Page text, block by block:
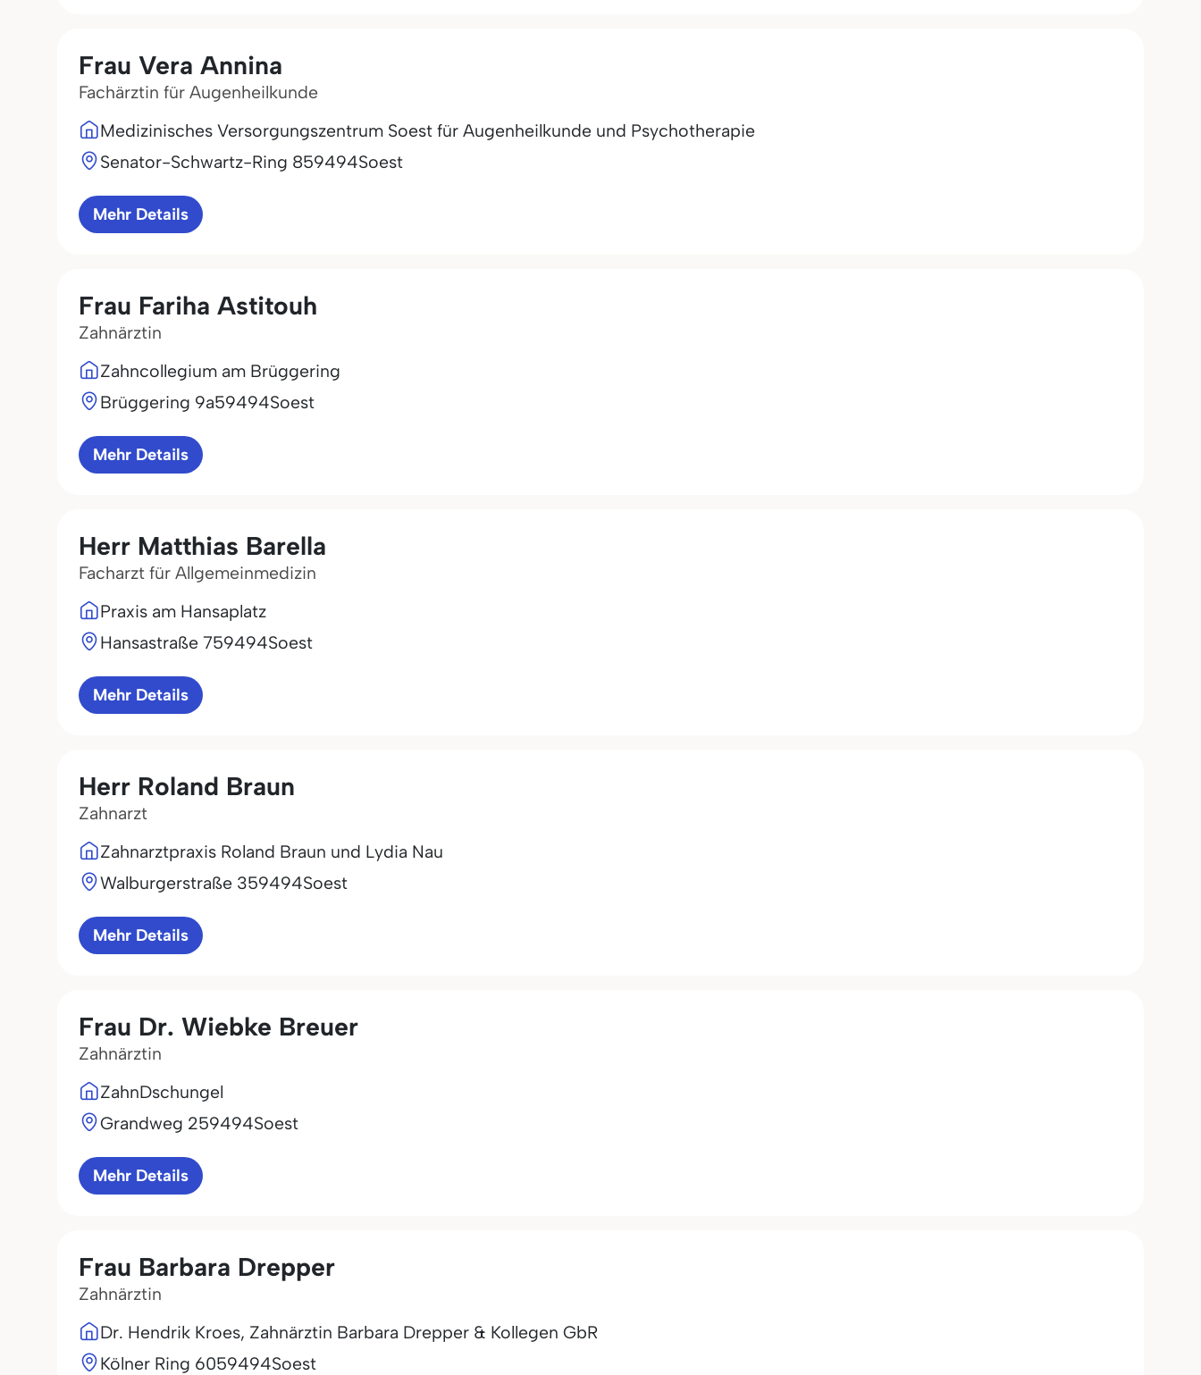
Frau Vera Annina
Fachärztin für Augenheilkunde
Medizinisches Versorgungszentrum Soest für Augenheilkunde und Psychotherapie
Senator-Schwartz-Ring 859494Soest
Mehr Details
Frau Fariha Astitouh
Zahnärztin
Zahncollegium am Brüggering
Brüggering 9a59494Soest
Mehr Details
Herr Matthias Barella
Facharzt für Allgemeinmedizin
Praxis am Hansaplatz
Hansastraße 759494Soest
Mehr Details
Herr Roland Braun
Zahnarzt
Zahnarztpraxis Roland Braun und Lydia Nau
Walburgerstraße 359494Soest
Mehr Details
Frau Dr. Wiebke Breuer
Zahnärztin
ZahnDschungel
Grandweg 259494Soest
Mehr Details
Frau Barbara Drepper
Zahnärztin
Dr. Hendrik Kroes, Zahnärztin Barbara Drepper & Kollegen GbR
Kölner Ring 6059494Soest